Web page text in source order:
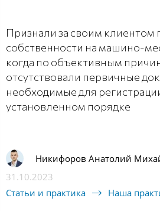
Признали за своим клиентом
собственности на машино-
когда по объективным
отсутствовали первичные
необходимые для
установленном порядке
Никифоров Анатолий
31.10.2023
Статьи и практика
Наша